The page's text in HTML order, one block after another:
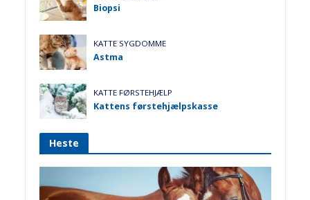
Biopsi
KATTE SYGDOMME
Astma
KATTE FØRSTEHJÆLP
Kattens førstehjælpskasse
Heste